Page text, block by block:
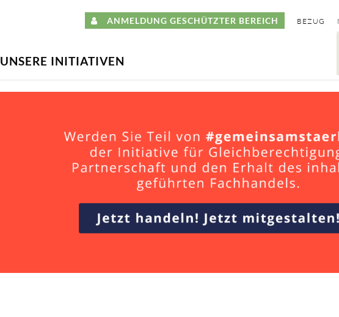
ANMELDUNG GESCHÜTZTER BEREICH BEZUG
UNSERE INITIATIVEN